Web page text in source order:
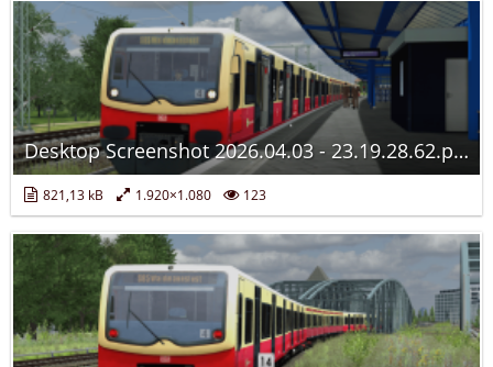
Desktop Screenshot 2026.04.03 - 23.19.28.62.png
821,13 kB 1.920×1.080 123